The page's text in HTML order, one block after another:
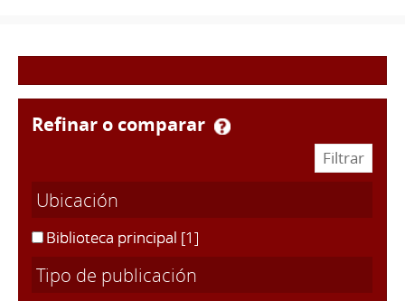
refinar o comparar
Ubicación
Biblioteca principal [1]
Tipo de publicación